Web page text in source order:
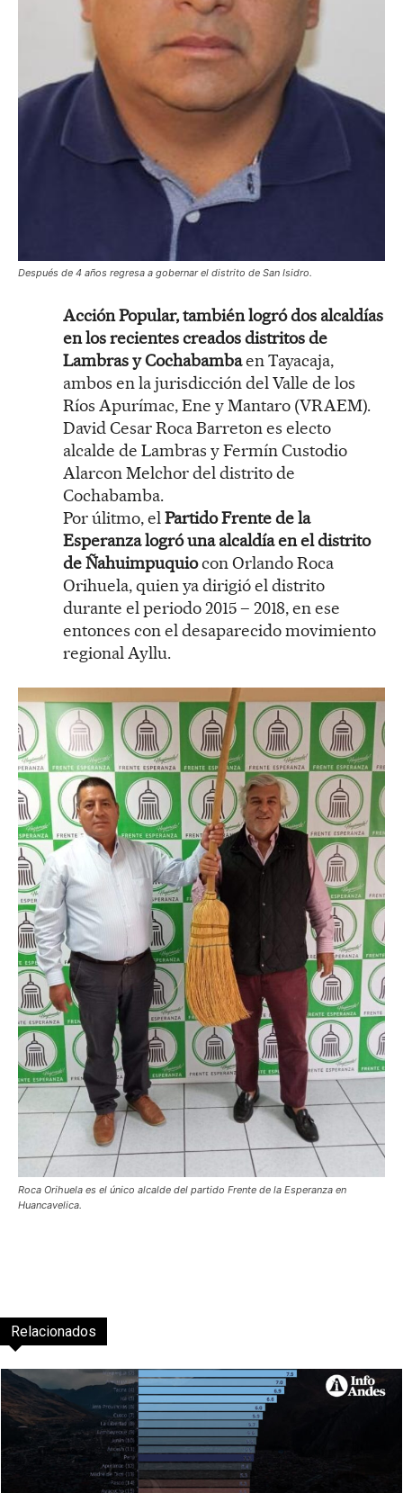
Después de 4 años regresa a gobernar el distrito de San Isidro.
Acción Popular, también logró dos alcaldías
en los recientes creados distritos de
Lambras y Cochabambaen Tayacaja,
ambos en la jurisdicción del Valle de los
Ríos Apurímac, Ene y Mantaro (VRAEM).
David Cesar Roca Barreton es electo
alcalde de Lambras y Fermín Custodio
Alarcon Melchor del distrito de
Cochabamba.
Por úlitmo, elPartido Frente de la
Esperanza logró una alcaldía en el distrito
de Ñahuimpuquiocon Orlando Roca
Orihuela, quien ya dirigió el distrito
durante el periodo 2015 – 2018, en ese
entonces con el desaparecido movimiento
regional Ayllu.
Roca Orihuela es el único alcalde del partido Frente de la Esperanza en
Huancavelica.
Relacionados